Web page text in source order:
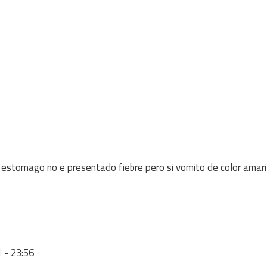
no e presentado fiebre pero si vomito de color
- 23:56